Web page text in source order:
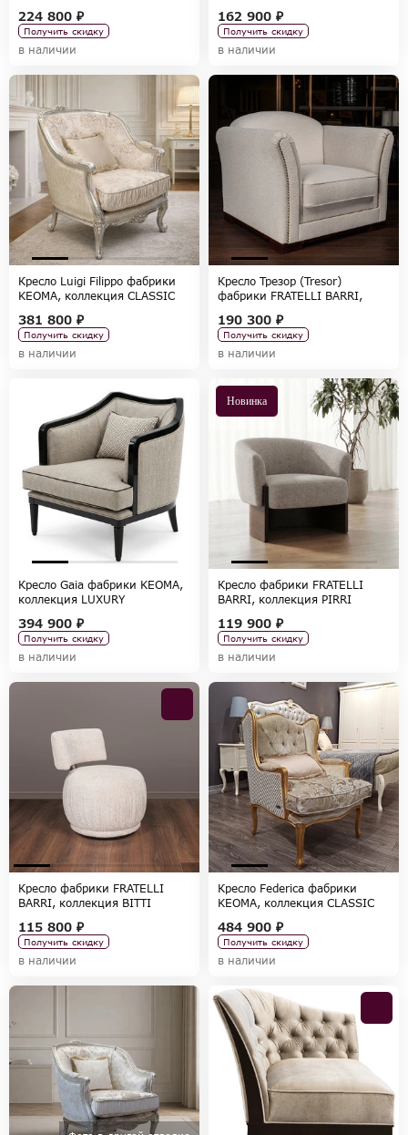
224 800 ₽
Получить скидку
в наличии
162 900 ₽
Получить скидку
в наличии
Кресло Luigi Filippo фабрики
KEOMA, коллекция CLASSIC
381 800 ₽
Получить скидку
в наличии
Кресло Трезор (Tresor)
фабрики FRATELLI BARRI,
190 300 ₽
Получить скидку
в наличии
Кресло Gaia фабрики KEOMA,
коллекция LUXURY
394 900 ₽
Получить скидку
в наличии
Новинка
Кресло фабрики FRATELLI
BARRI, коллекция PIRRI
119 900 ₽
Получить скидку
в наличии
Кресло фабрики FRATELLI
BARRI, коллекция BITTI
115 800 ₽
Получить скидку
в наличии
Кресло Federica фабрики
KEOMA, коллекция CLASSIC
484 900 ₽
Получить скидку
в наличии